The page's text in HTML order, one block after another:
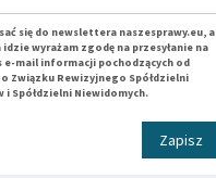
się do newslettera naszesprawy.eu, a
idzie wyrażam zgodę na przesyłanie na
e-mail informacji pochodzących od
Związku Rewizyjnego Spółdzielni
i Spółdzielni Niewidomych.
Zapisz